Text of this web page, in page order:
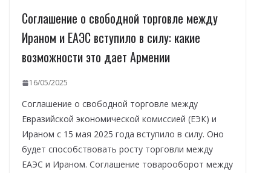
Соглашение о свободной торговле между
Ираном и ЕАЭС вступило в силу: какие
возможности это дает Армении
16/05/2025
Соглашение о свободной торговле между
Евразийской экономической комиссией (ЕЭК) и
Ираном с 15 мая 2025 года вступило в силу. Оно
будет способствовать росту торговли между
ЕАЭС и Ираном. Соглашение товарооборот между